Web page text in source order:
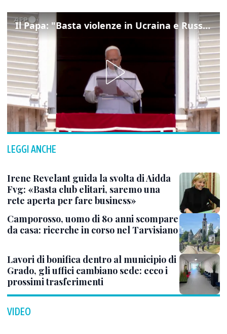
Il Papa: "Basta violenze in Ucraina e Russia, spazio a diplomazia"
LEGGI ANCHE
Irene Revelant guida la svolta di Aidda
Fvg: «Basta club elitari, saremo una
rete aperta per fare business»
Camporosso, uomo di 80 anni scompare
da casa: ricerche in corso nel Tarvisiano
Lavori di bonifica dentro al municipio di
Grado, gli uffici cambiano sede: ecco i
prossimi trasferimenti
VIDEO